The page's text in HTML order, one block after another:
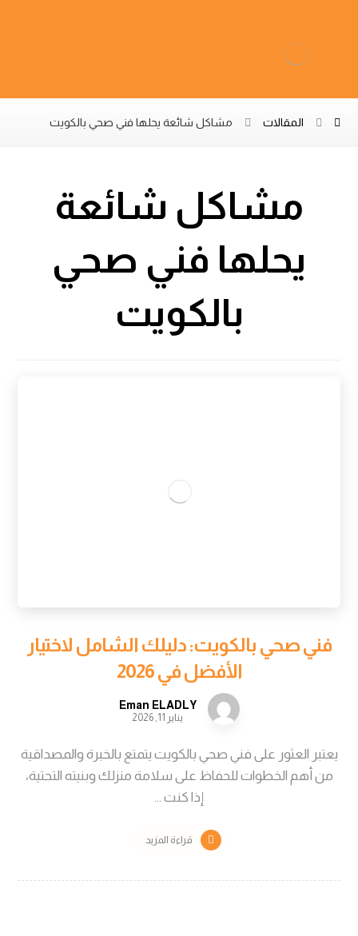
المقالات مشاكل شائعة يحلها فني صحي بالكويت
مشاكل شائعة
يحلها فني صحي
بالكويت
فني صحي بالكويت: دليلك الشامل لاختيار
الأفضل في 2026
Eman ELADLY
يناير 11, 2026
يعتبر العثور على فني صحي بالكويت يتمتع بالخبرة والمصداقية
من أهم الخطوات للحفاظ على سلامة منزلك وبنيته التحتية،
إذا كنت ...
قراءة المزيد